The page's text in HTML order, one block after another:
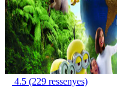
4.5 (229 ressenyes)